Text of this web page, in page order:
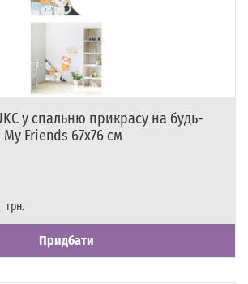
у спальню прикрасу на будь-
Friends 67х76 см
грн.
Придбати